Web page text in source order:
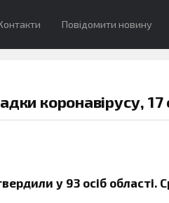
Повідомити новину
коронавірусу,
у 93 осіб області.